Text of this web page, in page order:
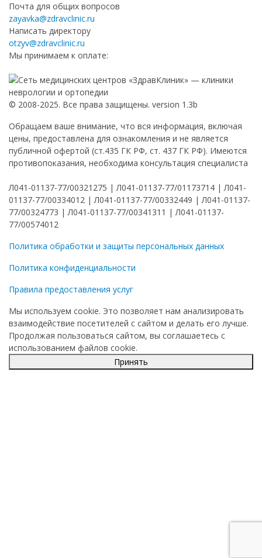
Почта для общих вопросов
zayavka@zdravclinic.ru
Написать директору
otzyv@zdravclinic.ru
Мы принимаем к оплате:
© 2008-2025. Все права защищены. version 1.3b
Обращаем ваше внимание, что вся информация, включая
цены, предоставлена для ознакомления и не является
публичной офертой (ст.435 ГК РФ, ст. 437 ГК РФ). Имеются
противопоказания, необходима консультация специалиста
Л041-01137-77/00321275 | Л041-01137-77/01173714 | Л041-
01137-77/00334012 | Л041-01137-77/00332449 | Л041-01137-
77/00324773 | Л041-01137-77/00341311 | Л041-01137-
77/00574012
Политика обработки и защиты персональных данных
Политика конфиденциальности
Правила предоставления услуг
Мы используем cookie. Это позволяет нам анализировать
взаимодействие посетителей с сайтом и делать его лучше.
Продолжая пользоваться сайтом, вы соглашаетесь с
использованием файлов cookie.
Принять